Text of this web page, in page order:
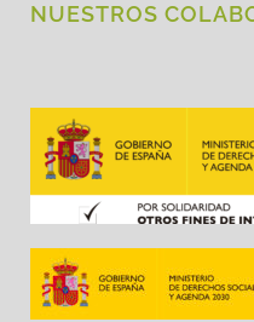
NUESTROS